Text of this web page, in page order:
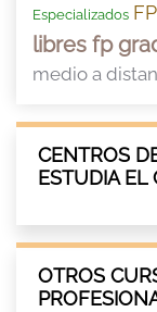
Especializados
libres fp
medio a
CENTROS
ESTUDIA EL
OTROS